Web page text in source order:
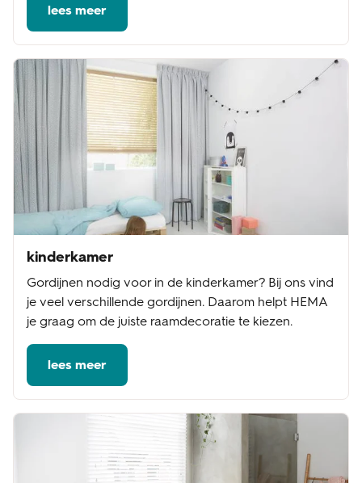
lees meer
kinderkamer
Gordijnen nodig voor in de kinderkamer? Bij ons vind
je veel verschillende gordijnen. Daarom helpt HEMA
je graag om de juiste raamdecoratie te kiezen.
lees meer